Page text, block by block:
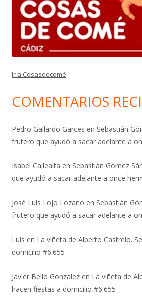
Ir a Cosasdecomé
COMENTARIOS
Pedro Gallardo Garces en Sebastián
frutero que ayudó a sacar adelante a
Isabel Callealta en Sebastián Gómez
que ayudó a sacar adelante a once
José Luis Lojo Lozano en Sebastián
frutero que ayudó a sacar adelante a
Luis en La viñeta de Alberto Castrelo.
domicilio #6.655
Javier Bello González en La viñeta de
hacen fiestas a domicilio #6.655